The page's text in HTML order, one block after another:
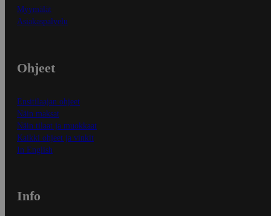
Myymälät
Asiakaspalvelu
Ohjeet
Ensitilaajan ohjeet
Näin maksat
Näin tilaat ja muokkaat
Kaikki ohjeet ja vinkit
In English
Info